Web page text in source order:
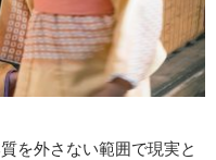
を外さない範囲で現実と